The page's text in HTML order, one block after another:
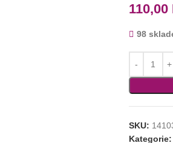
110,00
98
SKU:
Kategorie: